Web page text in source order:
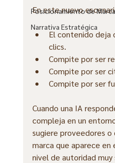
Posicionamiento de Marca
Narrativa Estratégica
En este nuevo
El contenido deja
clics.
Compite por ser
Compite por ser
Compite por ser
Cuando una IA
compleja en un
sugiere proveedores
marca que aparece en
nivel de autoridad muy